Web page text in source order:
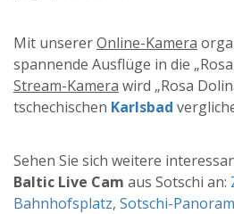
Mit unsererOnline-Kamera
spannende Ausflüge in die
Stream-Kamera wird „Rosa
tschechischen Karlsbad
Sehen Sie sich weitere
Baltic Live Cam aus Sotschi an:
Bahnhofsplatz, Sotschi-